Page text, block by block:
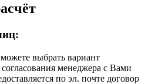
выбрать вариант
менеджера с Вами
по эл. почте договор